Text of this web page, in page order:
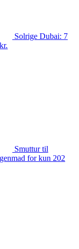
Solrige Dubai: 7
Smuttur til
for kun 202